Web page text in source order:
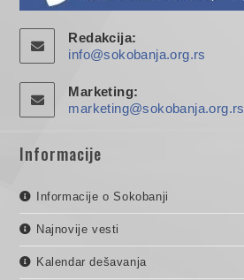
Redakcija:
info@sokobanja.org.rs
Marketing:
marketing@sokobanja.org.rs
Informacije
Informacije o Sokobanji
Najnovije vesti
Kalendar dešavanja